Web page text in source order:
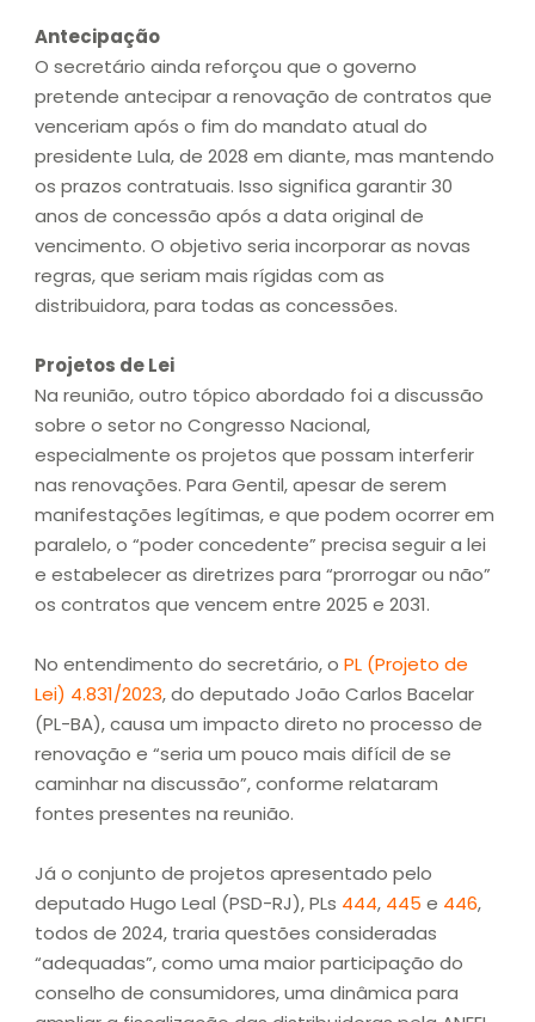
Antecipação
O secretário ainda reforçou que o governo
pretende antecipar a renovação de contratos que
venceriam após o fim do mandato atual do
presidente Lula, de 2028 em diante, mas mantendo
os prazos contratuais. Isso significa garantir 30
anos de concessão após a data original de
vencimento. O objetivo seria incorporar as novas
regras, que seriam mais rígidas com as
distribuidora, para todas as concessões.
Projetos de Lei
Na reunião, outro tópico abordado foi a discussão
sobre o setor no Congresso Nacional,
especialmente os projetos que possam interferir
nas renovações. Para Gentil, apesar de serem
manifestações legítimas, e que podem ocorrer em
paralelo, o “poder concedente” precisa seguir a lei
e estabelecer as diretrizes para “prorrogar ou não”
os contratos que vencem entre 2025 e 2031.
No entendimento do secretário, o PL (Projeto de
Lei) 4.831/2023, do deputado João Carlos Bacelar
(PL-BA), causa um impacto direto no processo de
renovação e “seria um pouco mais difícil de se
caminhar na discussão”, conforme relataram
fontes presentes na reunião.
Já o conjunto de projetos apresentado pelo
deputado Hugo Leal (PSD-RJ), PLs 444, 445 e 446,
todos de 2024, traria questões consideradas
“adequadas”, como uma maior participação do
conselho de consumidores, uma dinâmica para